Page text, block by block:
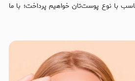
با نوع پوست‌تان خواهیم پرداخت؛ با ما